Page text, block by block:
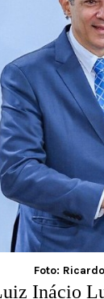
Foto:
Inácio